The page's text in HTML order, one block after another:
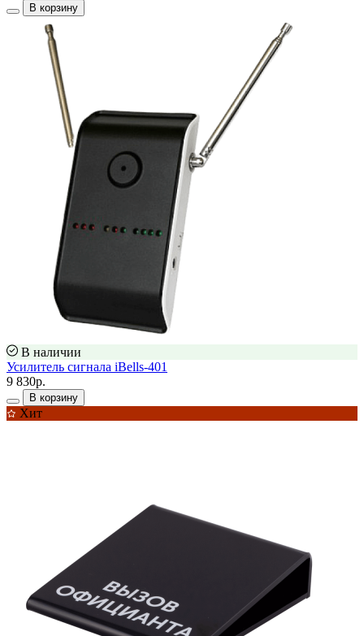
В корзину
В наличии
Усилитель сигнала iBells-401
9 830р.
В корзину
Хит